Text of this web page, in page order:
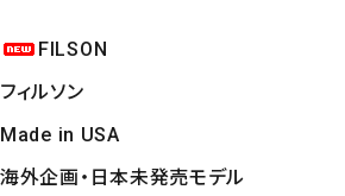
FILSON
フィルソン
Made in USA
海外企画・日本未発売モデル